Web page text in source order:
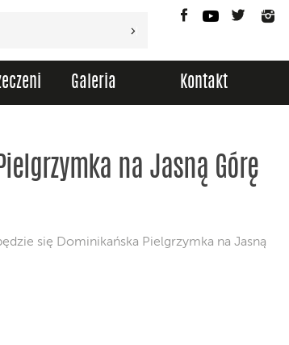
FacebookYouTubeTwitter
Galeria Kontakt
na Jasną Górę
się Dominikańska Pielgrzymka na Jasną